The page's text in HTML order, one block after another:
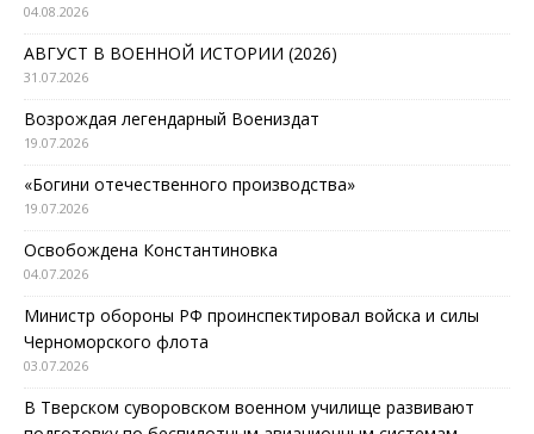
04.08.2026
АВГУСТ В ВОЕННОЙ ИСТОРИИ (2026)
31.07.2026
Возрождая легендарный Воениздат
19.07.2026
«Богини отечественного производства»
19.07.2026
Освобождена Константиновка
04.07.2026
Министр обороны РФ проинспектировал войска и силы
Черноморского флота
03.07.2026
В Тверском суворовском военном училище развивают